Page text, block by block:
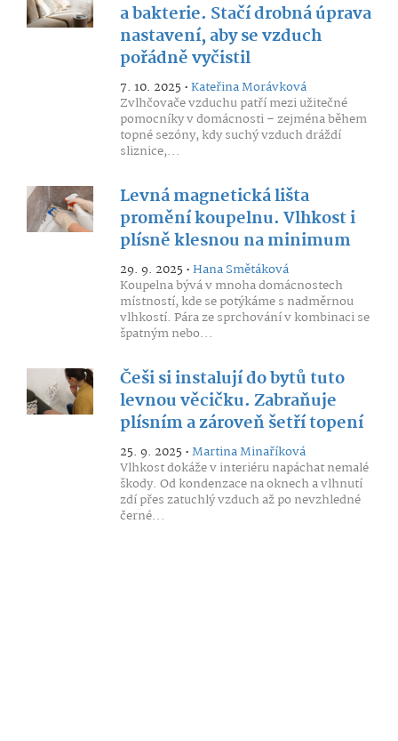
a bakterie. Stačí drobná úprava
nastavení, aby se vzduch
pořádně vyčistil
7. 10. 2025 •Kateřina Morávková
Zvlhčovače vzduchu patří mezi užitečné
pomocníky v domácnosti – zejména během
topné sezóny, kdy suchý vzduch dráždí
sliznice,...
Levná magnetická lišta
promění koupelnu. Vlhkost i
plísně klesnou na minimum
29. 9. 2025 •Hana Smětáková
Koupelna bývá v mnoha domácnostech
místností, kde se potýkáme s nadměrnou
vlhkostí. Pára ze sprchování v kombinaci se
špatným nebo...
Češi si instalují do bytů tuto
levnou věcičku. Zabraňuje
plísním a zároveň šetří topení
25. 9. 2025 •Martina Minaříková
Vlhkost dokáže v interiéru napáchat nemalé
škody. Od kondenzace na oknech a vlhnutí
zdí přes zatuchlý vzduch až po nevzhledné
černé...